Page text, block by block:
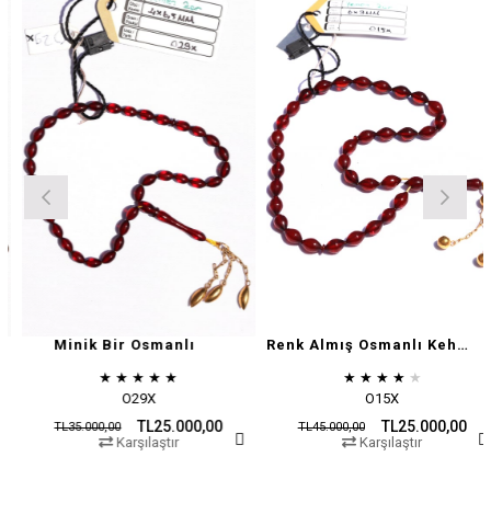
Minik Bir Osmanlı
★ ★ ★ ★ ★
O29X
TL25.000,00
TL35.000,00
%29İndirim
Karşılaştır
Renk Almış Osmanlı Kehribar
★ ★ ★ ★
O15X
TL25.000,00
TL45.000,00
%44İndirim
Karşılaştır